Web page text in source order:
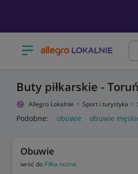
Otwórz menu z kategoriami
Buty piłkarskie - Toruń
Allegro Lokalnie Sport i turystyka
Podobne: obuwie obuwie
Obuwie
wróć do Piłka nożna